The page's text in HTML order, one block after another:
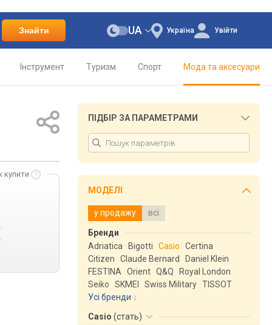
Знайти Україна
UA Увійти
Інструмент Туризм Спорт Мода та аксесуари
купити
ПІДБІР ЗА ПАРАМЕТРАМИ
МОДЕЛІ
у продажу всі
Бренди
Adriatica
Bigotti Casio
Certina
Citizen
Claude Bernard
Daniel Klein
FESTINA
Orient Q&Q
Royal London
Seiko
SKMEI Swiss Military TISSOT
Усі бренди
Casio (стать)